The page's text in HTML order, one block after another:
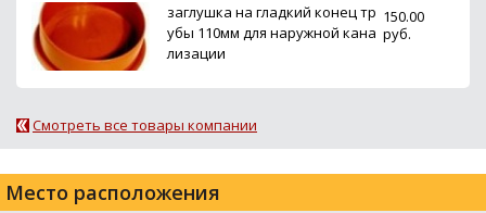
заглушка на гладкий конец тр
убы 110мм для наружной кана
лизации
150.00
руб.
Смотреть все товары компании
Место расположения